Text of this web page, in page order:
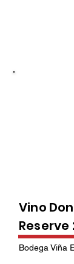
Vino
Reserve
Bodega Viña